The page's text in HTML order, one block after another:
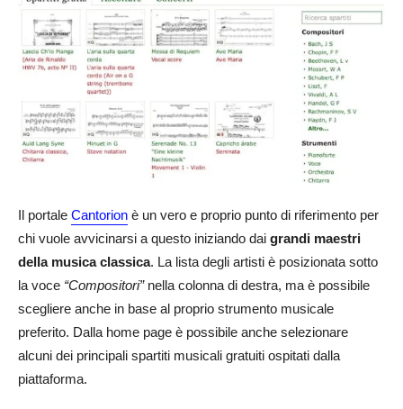
Il portale Cantorion è un vero e proprio punto di riferimento per
chi vuole avvicinarsi a questo iniziando dai grandi maestri
della musica classica. La lista degli artisti è posizionata sotto
la voce “Compositori”nella colonna di destra, ma è possibile
scegliere anche in base al proprio strumento musicale
preferito. Dalla home page è possibile anche selezionare
alcuni dei principali spartiti musicali gratuiti ospitati dalla
piattaforma.